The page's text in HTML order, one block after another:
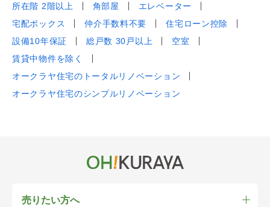
所在階 2階以上
角部屋
エレベーター
宅配ボックス
仲介手数料不要
住宅ローン控除
設備10年保証
総戸数 30戸以上
空室
賃貸中物件を除く
オークラヤ住宅のトータルリノベーション
オークラヤ住宅のシンプルリノベーション
売りたい方へ